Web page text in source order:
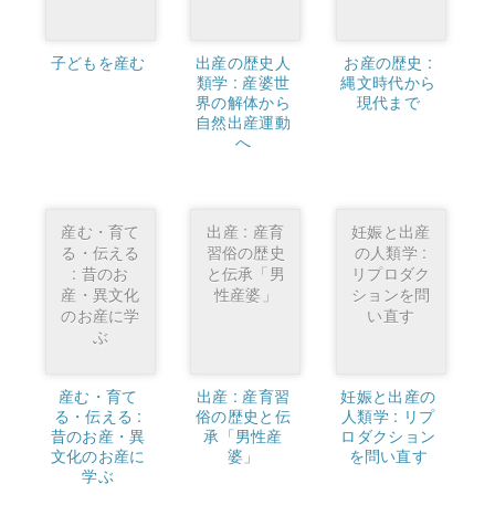
子どもを産む
出産の歴史人
類学 : 産婆世
界の解体から
自然出産運動
へ
お産の歴史 :
縄文時代から
現代まで
産む・育て
る・伝える
: 昔のお
産・異文化
のお産に学
ぶ
産む・育て
る・伝える :
昔のお産・異
文化のお産に
学ぶ
出産 : 産育
習俗の歴史
と伝承「男
性産婆」
出産 : 産育習
俗の歴史と伝
承「男性産
婆」
妊娠と出産
の人類学 :
リプロダク
ションを問
い直す
妊娠と出産の
人類学 : リプ
ロダクション
を問い直す